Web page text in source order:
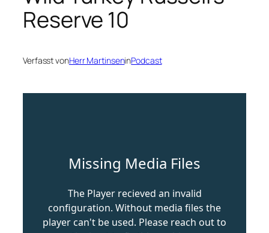
Reserve 10
Verfasst vonHerr MartinseninPodcast